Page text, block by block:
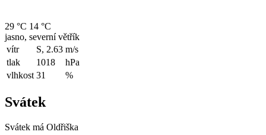
29 °C 14 °C
jasno, severní větřík
vítr
S, 2.63 m/s
tlak
1018
hPa
vlhkost 31 %
Svátek
Svátek má Oldřiška